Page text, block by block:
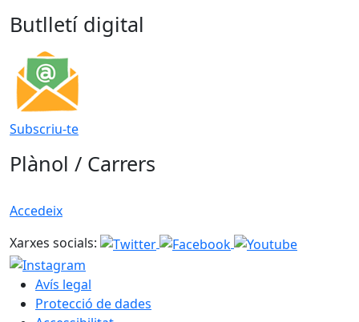
Butlletí digital
Subscriu-te
Plànol / Carrers
Accedeix
Xarxes socials:
Avís legal
Protecció de dades